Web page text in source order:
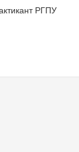
РГПУ